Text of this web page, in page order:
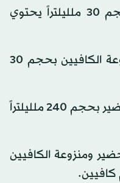
- قدح من قهوة إسبريسو بحجم 30 ملليلتراً يحتوي
- قدح من قهوة إسبريسو منزوعة الكافيين بحجم 30
- كوب من القهوة السريعة التحضير بحجم 240 ملليلتراً
ومنزوعة الكافيين